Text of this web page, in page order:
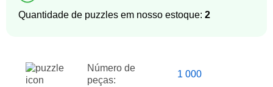
Quantidade de puzzles em nosso estoque: 2
Número de
peças:
1 000